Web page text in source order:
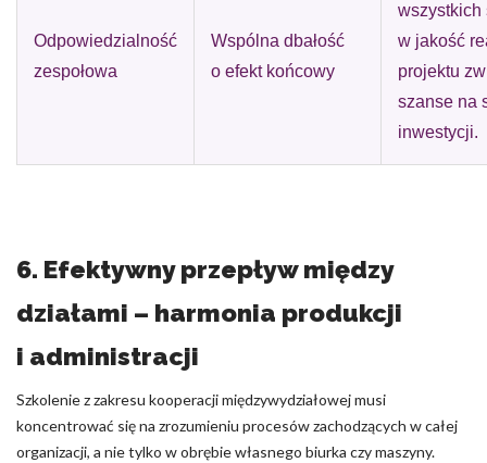
Odpowiedzialność
zespołowa
Wspólna dbałość
o efekt końcowy
wszystkich
w jakość
projektu
szanse na
inwestycji.
6. Efektywny przepływ między
działami – harmonia produkcji
i administracji
Szkolenie z zakresu kooperacji międzywydziałowej musi
koncentrować się na zrozumieniu procesów zachodzących w całej
organizacji, a nie tylko w obrębie własnego biurka czy maszyny.